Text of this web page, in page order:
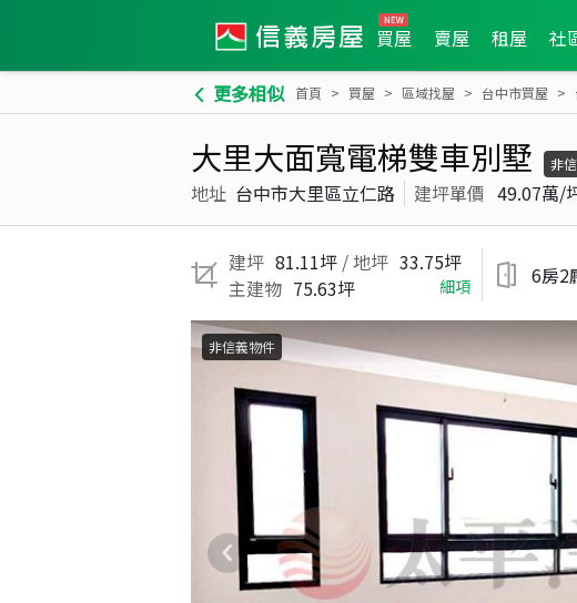
買屋 賣屋 租屋 社
更多相似 首頁 買屋 區域找屋 台中市買屋
大里大面寬電梯雙車別墅 非
地址 台中市大里區立仁路 建坪單價 49.07萬/
建坪 81.11坪 / 地坪 33.75坪
主建物 75.63坪 細項 6房2
非信義物件